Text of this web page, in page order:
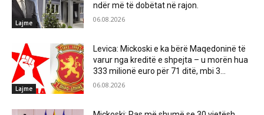
Lajme
ndër më të dobëtat në rajon.
06.08.2026
Lajme
Levica: Mickoski e ka bërë Maqedoninë të
varur nga kreditë e shpejta – u morën hua
333 milionë euro për 71 ditë, mbi 3...
06.08.2026